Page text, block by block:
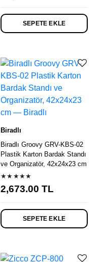
SEPETE EKLE
Biradlı
Biradlı Groovy GRV-KBS-02
Plastik Karton Bardak Standı
ve Organizatör, 42x24x23 cm
★★★★★
2,673.00 TL
SEPETE EKLE